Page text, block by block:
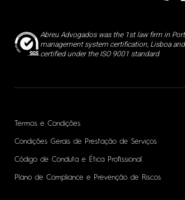
Abreu Advogados was the 1st law firm in
management system certification, Lisboa
certified under the ISO 9001 standard
Termos e Condições
Condições Gerais de Prestação de Serviços
Código de Conduta e Ética Profissional
Plano de Compliance e Prevenção de Riscos